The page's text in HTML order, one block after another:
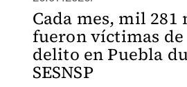
Cada mes, mil 281
fueron víctimas
delito en Puebla
SESNSP